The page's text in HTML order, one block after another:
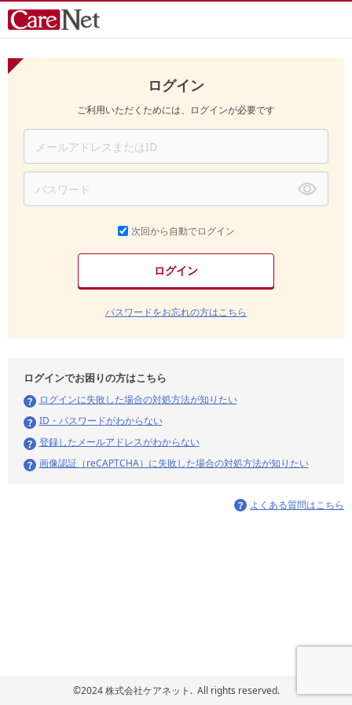
ログイン
ご利用いただくためには、ログインが必要です
次回から自動でログイン
パスワードをお忘れの方はこちら
ログインでお困りの方はこちら
ログインに失敗した場合の対処方法が知りたい
ID・パスワードがわからない
登録したメールアドレスがわからない
画像認証（reCAPTCHA）に失敗した場合の対処方法が知りたい
よくある質問はこちら
©2024 株式会社ケアネット. All rights reserved.